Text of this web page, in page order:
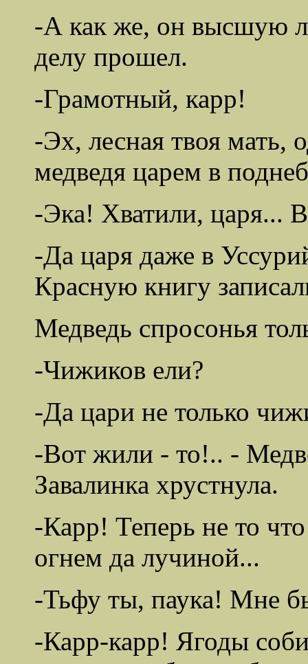
-А как же, он высшую
делу прошел.
-Грамотный, карр!
-Эх, лесная твоя мать,
медведя царем в
-Эка! Хватили, царя...
-Да царя даже в
Красную книгу
Медведь спросонья
-Чижиков ели?
-Да цари не только
-Вот жили - то!.. -
Завалинка хрустнула.
-Карр! Теперь не то
огнем да лучиной...
-Тьфу ты, паука! Мне
-Карр-карр! Ягоды